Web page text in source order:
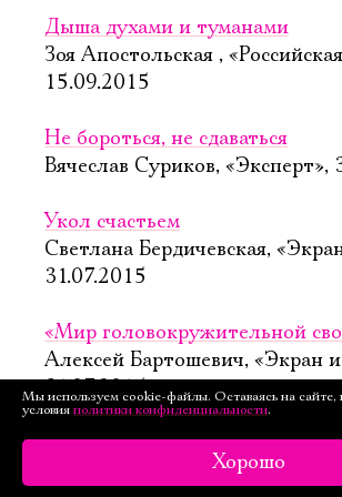
Дыша духами и туманами
Зоя Апостольская ,
15.09.2015
Не бороться, не сдаваться
Вячеслав Суриков, «Эксперт»,
Укол счастьем
Светлана Бердичевская,
31.07.2015
«Мир головокружительной
Алексей Бартошевич, «Экран
31.07.2015
Сон в летнюю ночь
Наталья Витвицкая, «Ваш
Мы используем cookie-файлы. Оставаясь на сайте,
условия политики конфиденциальности.
Хорошо